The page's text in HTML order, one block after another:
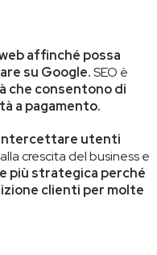
affinché possa
su Google.SEO è
che consentono di
a pagamento.
utenti
crescita del business e
più strategica perché
clienti per molte